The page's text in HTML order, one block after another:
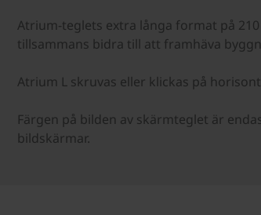
Atrium-teglets extra långa format på
tillsammans bidra till att framhäva
Atrium L skruvas eller klickas på
Färgen på bilden av skärmteglet är
bildskärmar.